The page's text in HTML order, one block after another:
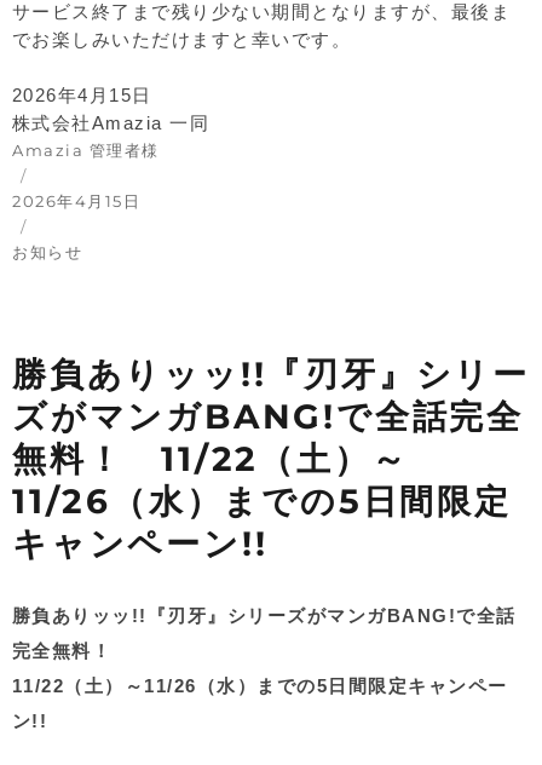
サービス終了まで残り少ない期間となりますが、最後ま
でお楽しみいただけますと幸いです。
2026年4月15日
株式会社Amazia 一同
投
稿
者
Amazia 管理者様
稿
2026年4月15日
テ
お知らせ
勝負ありッッ!!『刃牙』シリー
ズがマンガBANG!で全話完全
無料！ 11/22（土）～
11/26（水）までの5日間限定
キャンペーン!!
勝負ありッッ!!『刃牙』シリーズがマンガBANG!で全話
完全無料！
11/22（土）～11/26（水）までの5日間限定キャンペー
ン!!